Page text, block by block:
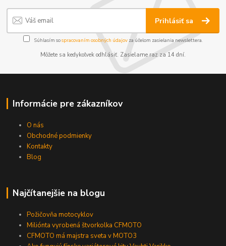
Prihlásiť sa
Súhlasím sospracovaním osobných údajov za účelom zasielania newslettera.
Môžete sa kedykoľvek odhlásiť. Zasielame raz za 14 dní.
Informácie pre zákazníkov
O nás
Obchodné podmienky
Kontakty
Blog
Najčítanejšie na blogu
Požičovňa motocyklov
Miliónta vyrobená štvorkolka CFMOTO
CFMOTO má majstra sveta v MOTO3